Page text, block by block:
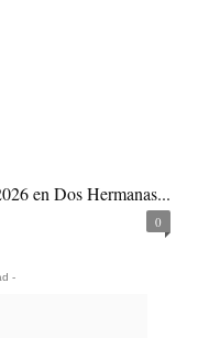
en Dos Hermanas...
0
-